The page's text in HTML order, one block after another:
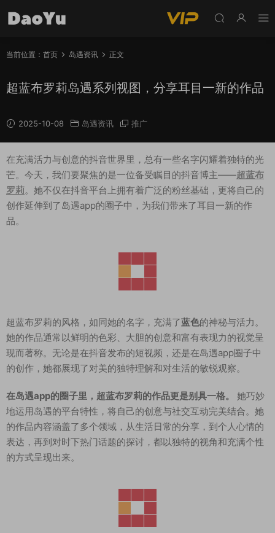
当前位置： 首页 岛遇资讯 正文
超蓝布罗莉岛遇系列视图，分享耳目一新的作品
2025-10-08 岛遇资讯 推广
在充满活力与创意的抖音世界里，总有一些名字闪耀着独特的光
芒。今天，我们要聚焦的是一位备受瞩目的抖音博主——超蓝布
罗莉。她不仅在抖音平台上拥有着广泛的粉丝基础，更将自己的
创作延伸到了岛遇app的圈子中，为我们带来了耳目一新的作
品。
超蓝布罗莉的风格，如同她的名字，充满了蓝色的神秘与活力。
她的作品通常以鲜明的色彩、大胆的创意和富有表现力的视觉呈
现而著称。无论是在抖音发布的短视频，还是在岛遇app圈子中
的创作，她都展现了对美的独特理解和对生活的敏锐观察。
在岛遇app的圈子里，超蓝布罗莉的作品更是别具一格。
她巧妙
地运用岛遇的平台特性，将自己的创意与社交互动完美结合。她
的作品内容涵盖了多个领域，从生活日常的分享，到个人心情的
表达，再到对时下热门话题的探讨，都以独特的视角和充满个性
的方式呈现出来。